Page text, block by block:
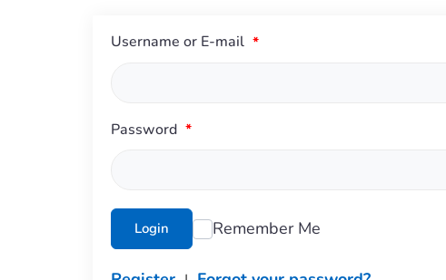
Username or E-mail *
Password *
Login Remember Me